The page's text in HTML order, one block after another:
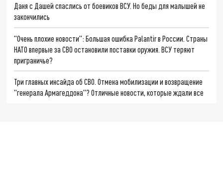
Даня с Дашей спаслись от боевиков ВСУ. Но беды для малышей не
закончились
"Очень плохие новости": Большая ошибка Palantir в России. Страны
НАТО впервые за СВО остановили поставки оружия. ВСУ теряют
приграничье?
Три главных инсайда об СВО. Отмена мобилизации и возвращение
"генерала Армагеддона"? Отличные новости, которые ждали все